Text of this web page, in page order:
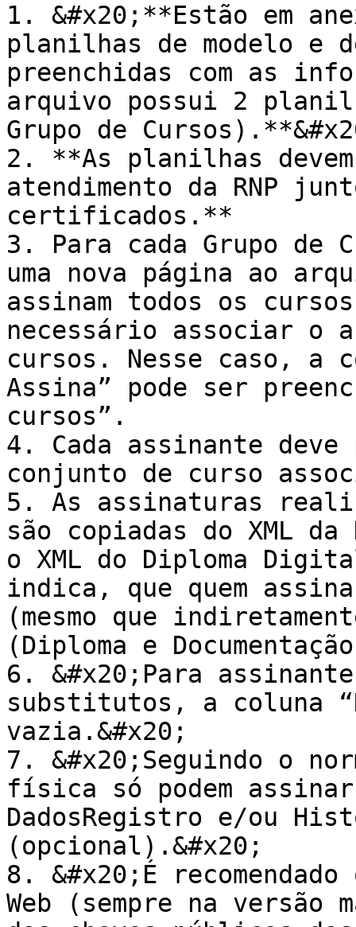
1. &#x20;**Estão em
planilhas de modelo e
preenchidas com as
arquivo possui 2
Grupo de
2. **As planilhas
atendimento da RNP
certificados.**
3. Para cada Grupo de
uma nova página ao
assinam todos os
necessário associar o
cursos. Nesse caso, a
Assina” pode ser
cursos”.
4. Cada assinante deve
conjunto de curso
5. As assinaturas
são copiadas do XML da
o XML do Diploma
indica, que quem
(mesmo que
(Diploma e
6. &#x20;Para
substitutos, a coluna
vazia.&#x20;
7. &#x20;Seguindo o
física só podem assinar
DadosRegistro e/ou
(opcional).&#x20;
8. &#x20;É
Web (sempre na